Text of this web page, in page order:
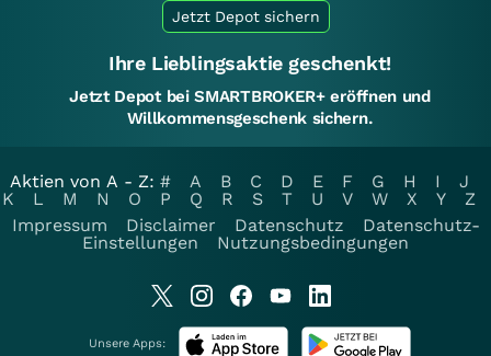
Jetzt Depot sichern
Ihre Lieblingsaktie geschenkt!
Jetzt Depot bei SMARTBROKER+ eröffnen und
Willkommensgeschenk sichern.
Aktien von A - Z: # A B C D E F G H I
J
K
L M N O P Q R S T U V W X Y
Z
Impressum
Disclaimer Datenschutz
Datenschutz-
Einstellungen
Nutzungsbedingungen
Unsere Apps: